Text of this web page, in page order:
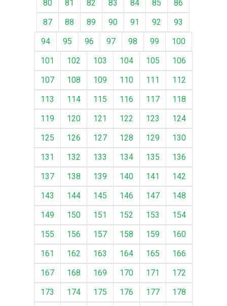
80
81 82 83 84 85
86
87
88 89 90 91 92
93
94
95 96 97 98 99
100
101
102 103 104 105
106
107
108 109 110 111
112
113
114 115 116 117
118
119
120 121 122 123
124
125
126 127 128 129
130
131
132 133 134 135
136
137
138 139 140 141
142
143
144 145 146 147
148
149
150 151 152 153
154
155
156 157 158 159
160
161
162 163 164 165
166
167
168 169 170 171
172
173
174 175 176 177
178